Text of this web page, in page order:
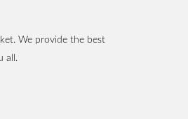
We provide the best
all.